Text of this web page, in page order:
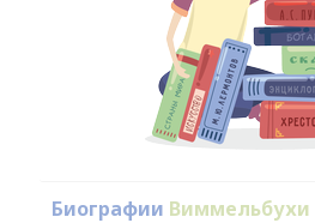
Биографии Виммельбухи